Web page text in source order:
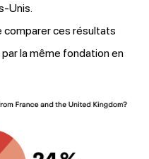
Unis.
comparer ces résultats
la même fondation en